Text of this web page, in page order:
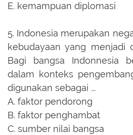
E. kemampuan diplomasi
5. Indonesia merupakan
kebudayaan yang menjadi
Bagi bangsa Indonnesia
dalam konteks
digunakan sebagai ...
A. faktor pendorong
B. faktor penghambat
C. sumber nilai bangsa